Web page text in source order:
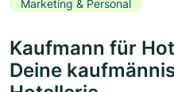
Marketing & Personal
Kaufmann für
Deine